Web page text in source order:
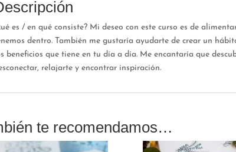
es / en qué consiste? Mi deseo con este curso es de
dentro. También me gustaría ayudarte de crear un
beneficios que tiene en tu día a día. Me encantaría que
relajarte y encontrar inspiración.
te recomendamos…